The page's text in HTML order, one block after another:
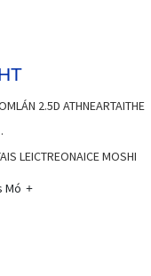
2.5D ATHNEARTAITHE
LEICTREONAICE MOSHI
Mó